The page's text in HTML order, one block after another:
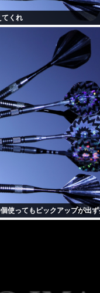
てくれ
使ってもピックアップが出